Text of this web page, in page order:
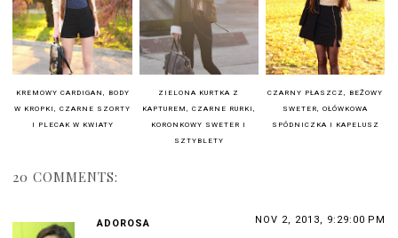
KREMOWY CARDIGAN, BODY
W KROPKI, CZARNE SZORTY
I PLECAK W KWIATY
ZIELONA KURTKA Z
KAPTUREM, CZARNE RURKI,
KORONKOWY SWETER I
SZTYBLETY
CZARNY PŁASZCZ, BEŻOWY
SWETER, OŁÓWKOWA
SPÓDNICZKA I KAPELUSZ
20 COMMENTS:
ADOROSA NOV 2, 2013, 9:29:00 PM